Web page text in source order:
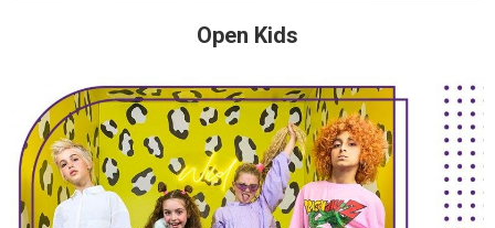
Open Kids